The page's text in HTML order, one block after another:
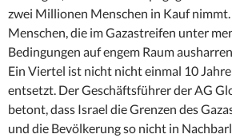
zwei Millionen Menschen in Kauf
Menschen, die im Gazastreifen unter
Bedingungen auf engem Raum
Ein Viertel ist nicht nicht einmal 10 Jahre
entsetzt. Der Geschäftsführer der AG
betont, dass Israel die Grenzen des
und die Bevölkerung so nicht in